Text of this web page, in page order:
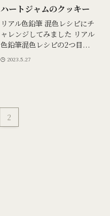
ハートジャムのクッキー
リアル色鉛筆 混色レシピにチ
ャレンジしてみました リアル
色鉛筆混色レシピの2つ目...
2023.5.27
2